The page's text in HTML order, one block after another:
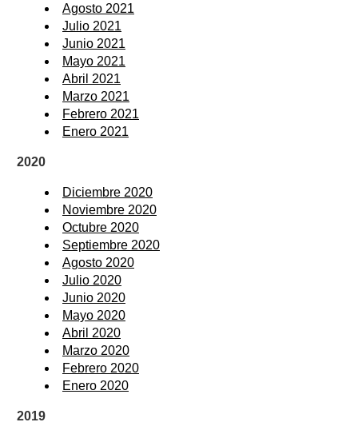
Agosto 2021
Julio 2021
Junio 2021
Mayo 2021
Abril 2021
Marzo 2021
Febrero 2021
Enero 2021
2020
Diciembre 2020
Noviembre 2020
Octubre 2020
Septiembre 2020
Agosto 2020
Julio 2020
Junio 2020
Mayo 2020
Abril 2020
Marzo 2020
Febrero 2020
Enero 2020
2019